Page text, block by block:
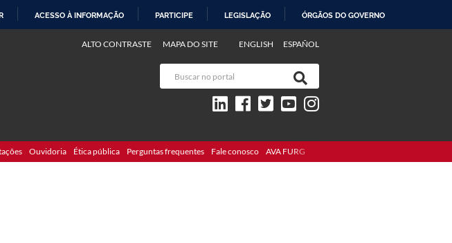
ACESSO À INFORMAÇÃO PARTICIPE LEGISLAÇÃO ÓRGÃOS DO GOVERNO
ENGLISH ESPAÑOL
ALTO CONTRASTE MAPA DO SITE
Ouvidoria Ética pública Perguntas frequentes Fale conosco AVA FURG